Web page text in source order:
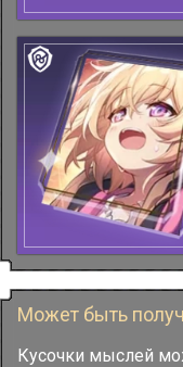
Может быть
Кусочки мыслей